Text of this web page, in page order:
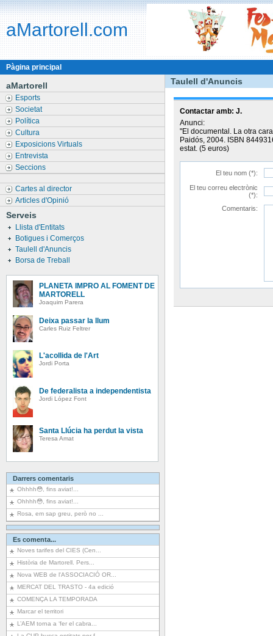
aMartorell.com
Pàgina principal
aMartorell
Esports
Societat
Política
Cultura
Exposicions Virtuals
Entrevista
Seccions
Cartes al director
Articles d'Opinió
Serveis
Llista d'Entitats
Botigues i Comerços
Taulell d'Anuncis
Borsa de Treball
PLANETA IMPRO AL FOMENT DE
MARTORELL
Joaquim Parera
Deixa passar la llum
Carles Ruiz Feltrer
L'acollida de l'Art
Jordi Porta
De federalista a independentista
Jordi López Font
Santa Llúcia ha perdut la vista
Teresa Amat
Darrers comentaris
Ohhhh😳, fins aviat!...
Ohhhh😳, fins aviat!...
Rosa, em sap greu, però no ...
Es comenta...
Noves tarifes del CIES (Cen...
Història de Martorell. Pers...
Nova WEB de l'ASSOCIACIÓ OR...
MERCAT DEL TRASTO - 4a edició
COMENÇA LA TEMPORADA
Marcar el territori
L’AEM torna a ‘fer el cabra...
Taulell d'Anuncis
Contactar amb: J.
Anunci:
"El documental. La otra
Paidós, 2004. ISBN
estat. (5 euros)
El teu nom (*):
El teu correu electrònic
(*):
Comentaris: